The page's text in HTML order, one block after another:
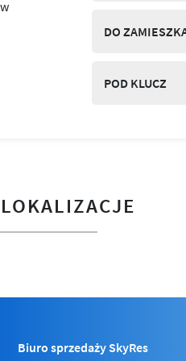
DO
POD KLUCZ
Biuro sprzedaży SkyRes